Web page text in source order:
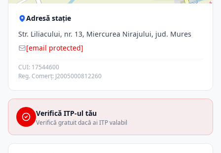
Adresă stație
Str. Liliacului, nr. 13, Miercurea Nirajului, jud. Mures
[email protected]
CUI: 17544600
Reg. Comerț: J2005000812260
Verifică ITP-ul tău
Verifică gratuit dacă ai ITP valabil